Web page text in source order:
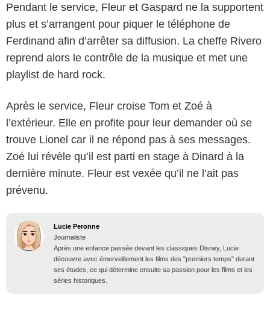
Pendant le service, Fleur et Gaspard ne la supportent
plus et s’arrangent pour piquer le téléphone de
Ferdinand afin d’arrêter sa diffusion. La cheffe Rivero
reprend alors le contrôle de la musique et met une
playlist de hard rock.
Après le service, Fleur croise Tom et Zoé à
l’extérieur. Elle en profite pour leur demander où se
trouve Lionel car il ne répond pas à ses messages.
Zoé lui révèle qu’il est parti en stage à Dinard à la
dernière minute. Fleur est vexée qu’il ne l’ait pas
prévenu.
Lucie Peronne
Journaliste
Après une enfance passée devant les classiques Disney, Lucie
découvre avec émerveillement les films des "premiers temps" durant
ses études, ce qui détermine ensuite sa passion pour les films et les
séries historiques.